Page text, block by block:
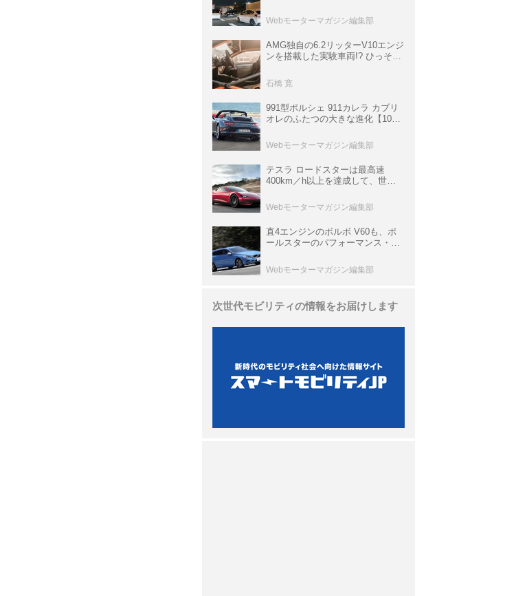
数ある
Webモーターマガジン編集部
AMG独自の6.2リッターV10エンジ
ンを搭載した実験車両!? ひっそり
P900 プロトタイプ」とは
石橋 寛
991型ポルシェ 911カレラ カブリ
オレのふたつの大きな進化【10年
Webモーターマガジン編集部
テスラ ロードスターは最高速
400km／h以上を達成して、世界
ーカークロニクル・完全版／
113】
Webモーターマガジン編集部
直4エンジンのボルボ V60も、ポ
ールスターのパフォーマンス・パ
と昔の新車】
Webモーターマガジン編集部
次世代モビリティの情報をお届けします